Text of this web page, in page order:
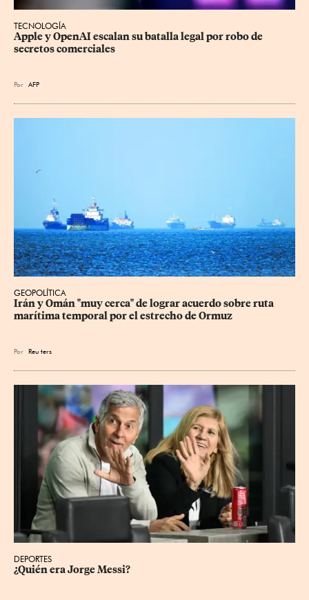
TECNOLOGÍA
Apple y OpenAI escalan su batalla legal por robo de
secretos comerciales
Por AFP
GEOPOLÍTICA
Irán y Omán "muy cerca" de lograr acuerdo sobre ruta
marítima temporal por el estrecho de Ormuz
Por Reu ters
DEPORTES
¿Quién era Jorge Messi?